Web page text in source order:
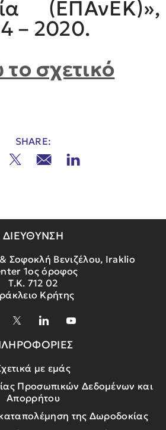
(ΕΠΑνΕΚ)»,
– 2020.
το σχετικό
SHARE:
ΔΙΕΥΘΥΝΣΗ
Σοφοκλή Βενιζέλου, Iraklio
1ος όροφος
Τ.Κ. 712 02
Κρήτης
με εμάς
Προσωπικών Δεδομένων και
Απορρήτου
καταπολέμηση της Δωροδοκίας